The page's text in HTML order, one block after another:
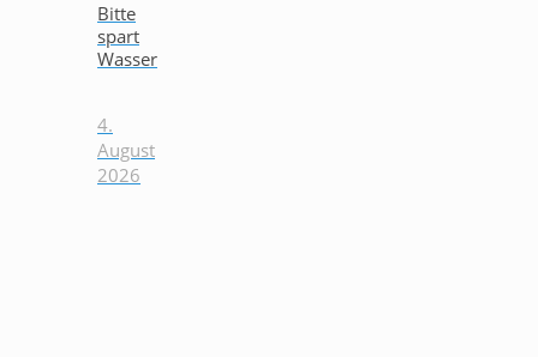
Bitte
spart
Wasser
4.
August
2026